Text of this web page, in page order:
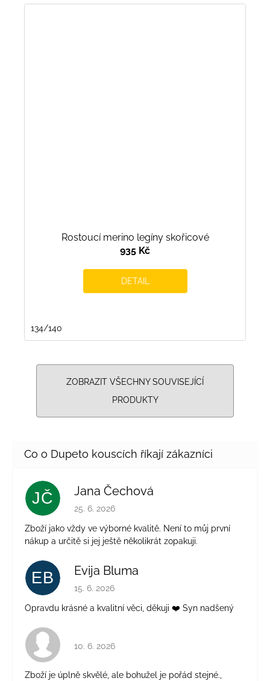
Rostoucí merino legíny skořicové
935 Kč
DETAIL
134/140
ZOBRAZIT VŠECHNY SOUVISEJÍCÍ
PRODUKTY
JČ Jana Čechová
Hodnocení obchodu je 5 z 5 hvězdiček.
25. 6. 2026
Zboží jako vždy ve výborné kvalitě. Není to můj první
nákup a určitě si jej ještě několikrát zopakuji.
EB Evija Bluma
Hodnocení obchodu je 5 z 5 hvězdiček.
15. 6. 2026
Opravdu krásné a kvalitní věci, děkuji ❤️ Syn nadšený
Hodnocení obchodu je 4 z 5 hvězdiček.
10. 6. 2026
Zboží je úplně skvělé, ale bohužel je pořád stejné.,